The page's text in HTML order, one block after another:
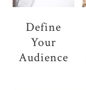
Define
Your
Audience